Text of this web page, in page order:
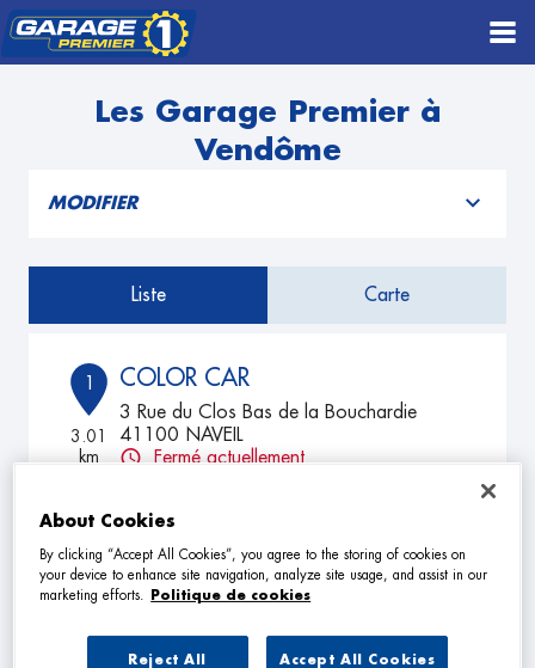
Les Garage Premier à
Vendôme
MODIFIER
Liste Carte
1
3.01
km
COLOR CAR
3 Rue du Clos Bas de la Bouchardie
41100 NAVEIL
Fermé actuellement
Les Garage Premier dans les villes à proximité
About Cookies
By clicking “Accept All Cookies”, you agree to the storing of cookies on
your device to enhance site navigation, analyze site usage, and assist in our
marketing efforts.
Politique de cookies
Reject All Accept All Cookies